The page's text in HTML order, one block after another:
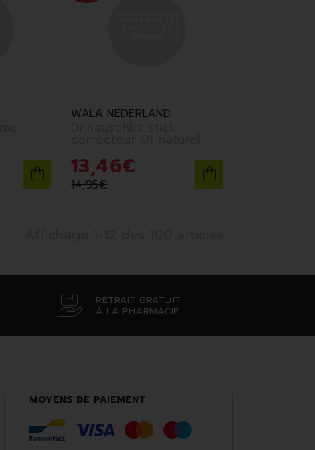
WALA NEDERLAND
13,46€
14,95€
RETRAIT GRATUIT
À LA PHARMACIE
MOYENS DE PAIEMENT